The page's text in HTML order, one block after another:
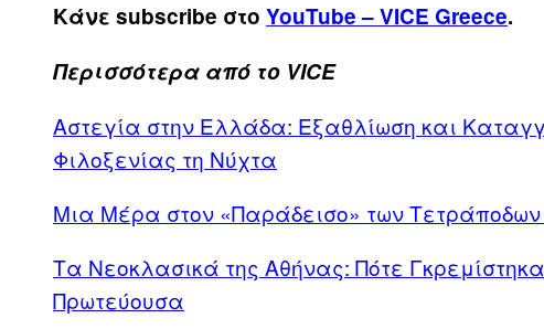
Κάνε subscribe στο YouTube – VICE Greece.
Περισσότερα από το VICE
Αστεγία στην Ελλάδα: Εξαθλίωση και
Φιλοξενίας τη Νύχτα
Μια Μέρα στον «Παράδεισο» των
Τα Νεοκλασικά της Αθήνας: Πότε
Πρωτεύουσα